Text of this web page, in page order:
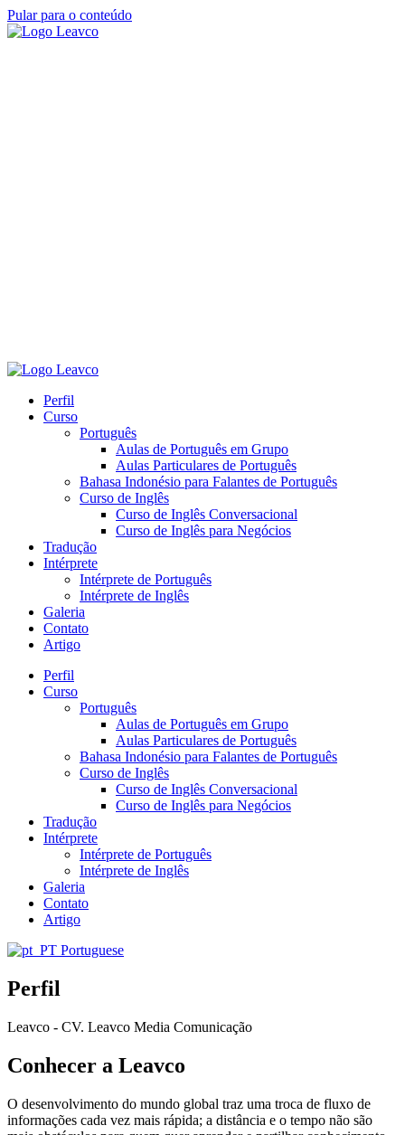
Pular para o conteúdo
Perfil
Curso
Português
Aulas de Português em Grupo
Aulas Particulares de Português
Bahasa Indonésio para Falantes de Português
Curso de Inglês
Curso de Inglês Conversacional
Curso de Inglês para Negócios
Tradução
Intérprete
Intérprete de Português
Intérprete de Inglês
Galeria
Contato
Artigo
Perfil
Curso
Português
Aulas de Português em Grupo
Aulas Particulares de Português
Bahasa Indonésio para Falantes de Português
Curso de Inglês
Curso de Inglês Conversacional
Curso de Inglês para Negócios
Tradução
Intérprete
Intérprete de Português
Intérprete de Inglês
Galeria
Contato
Artigo
Portuguese
Perfil
Leavco - CV. Leavco Media Comunicação
Conhecer a Leavco
O desenvolvimento do mundo global traz uma troca de fluxo de
informações cada vez mais rápida; a distância e o tempo não são